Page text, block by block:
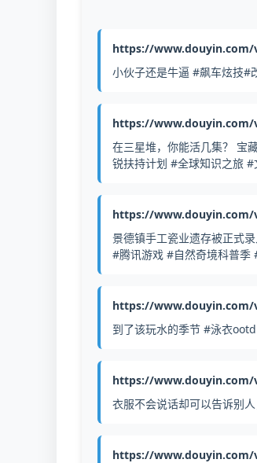
https://www.douyin.com/
小伙子还是牛逼 #飙车炫技#
https://www.douyin.com/
在三星堆，你能活几集？ 宝
锐扶持计划 #全球知识之旅
https://www.douyin.com/
景德镇手工瓷业遗存被正式
#腾讯游戏 #自然奇境科普季
https://www.douyin.com/
到了该玩水的季节 #泳衣
https://www.douyin.com/
衣服不会说话却可以告诉别
https://www.douyin.com/